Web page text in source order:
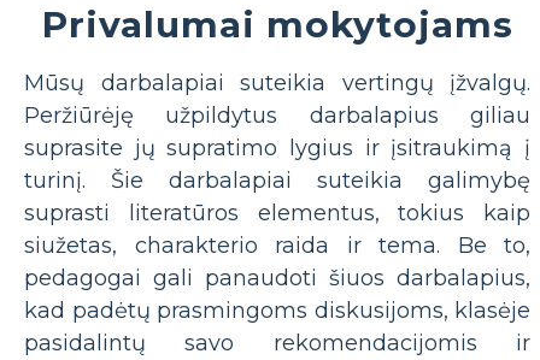
Privalumai mokytojams
Mūsų darbalapiai suteikia vertingų įžvalgų.
Peržiūrėję užpildytus darbalapius giliau
suprasite jų supratimo lygius ir įsitraukimą į
turinį. Šie darbalapiai suteikia galimybę
suprasti literatūros elementus, tokius kaip
siužetas, charakterio raida ir tema. Be to,
pedagogai gali panaudoti šiuos darbalapius,
kad padėtų prasmingoms diskusijoms, klasėje
pasidalintų savo rekomendacijomis ir